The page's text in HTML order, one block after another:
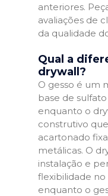
anteriores.
avaliações de
da qualidade
Qual a
drywall?
O gesso é um
base de
enquanto o
construtivo
acartonado
metálicas. O
instalação e
flexibilidade
enquanto o